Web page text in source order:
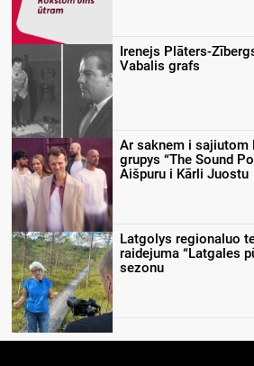
Irenejs Plāters-
Vabalis grafs
Ar saknem i sajiutom
grupys “The Sound
Aišpuru i Kārli Juostu
Latgolys regionaluo
raidejuma “Latgales
sezonu